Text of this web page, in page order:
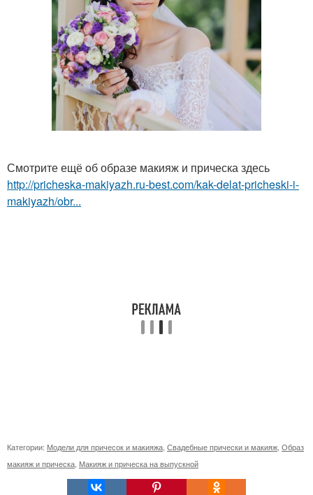
Смотрите ещё об образе макияж и прическа здесь
http://pricheska-makiyazh.ru-best.com/kak-delat-pricheski-i-
makiyazh/obr...
Категории: Модели для причесок и макияжа Свадебные прически и макияж Образ
макияж и прическа Макияж и прическа на выпускной